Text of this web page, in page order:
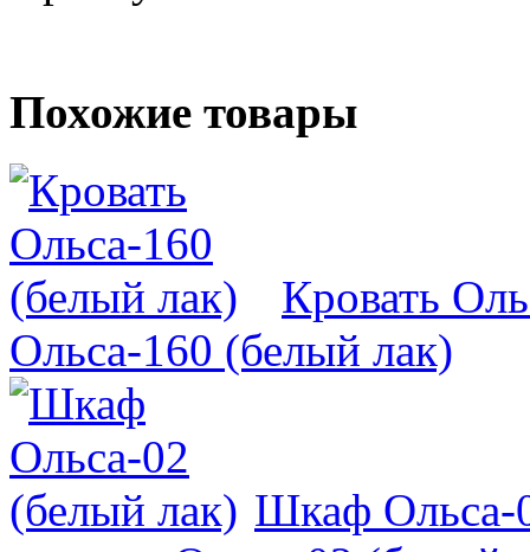
Похожие товары
Кровать
Ольса-160 (белый лак)
Шкаф Ольса-